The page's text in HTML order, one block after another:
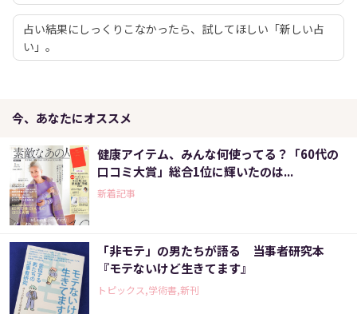
占い結果にしっくりこなかったら、試してほしい「新しい占
い」。
今、あなたにオススメ
健康アイテム、みんな何使ってる？「60代の
口コミ大賞」総合1位に輝いたのは...
新着記事
「非モテ」の男たちが語る 当事者研究本
『モテないけど生きてます』
トピックス,学術書,新刊